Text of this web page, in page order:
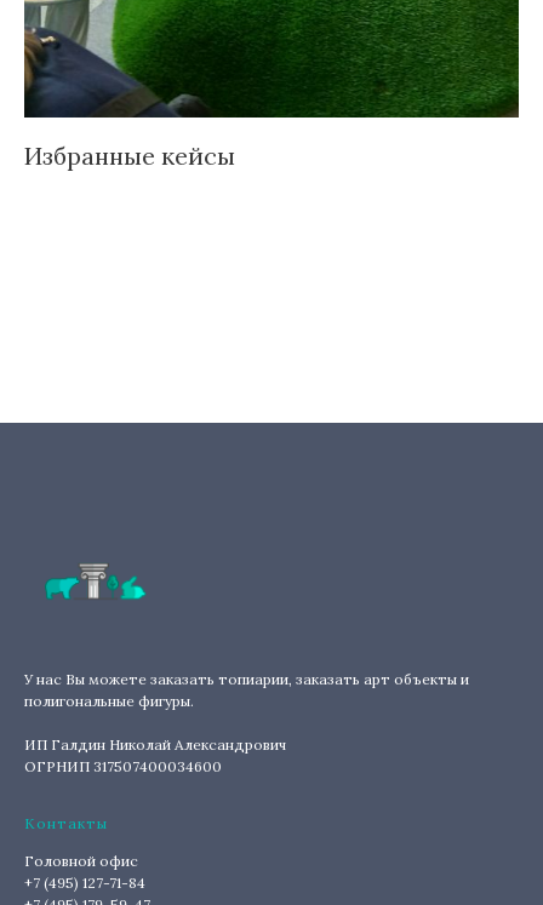
Избранные кейсы
У нас Вы можете заказать топиарии, заказать арт объекты и
полигональные фигуры.
ИП Галдин Николай Александрович
ОГРНИП 317507400034600
Контакты
Головной офис
+7 (495) 127-71-84